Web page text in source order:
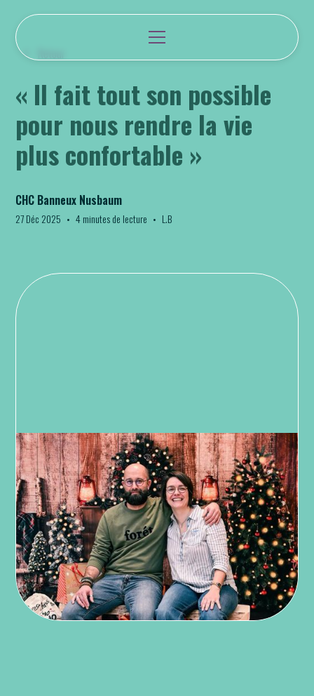
Retour
« Il fait tout son possible
pour nous rendre la vie
plus confortable »
CHC Banneux Nusbaum
27 Déc 2025 • 4 minutes de lecture • L.B